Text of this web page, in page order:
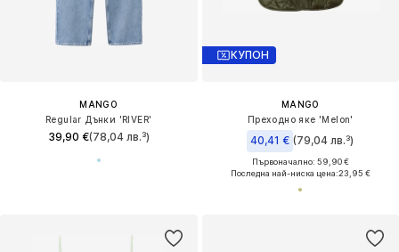
MANGO
Regular Дънки 'RIVER'
39,90 €(78,04 лв.³)
КУПОН
MANGO
Преходно яке 'Melon'
40,41 € (79,04 лв.³)
Първоначално: 59,90 €
Последна най-ниска цена:23,95 €